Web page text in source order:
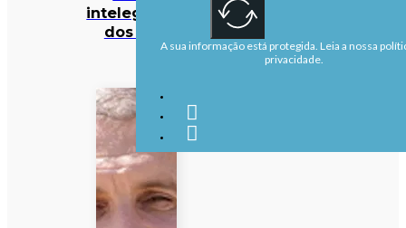
intelegência
dos EUA
A sua informação está protegida. Leia a nossa
privacidade.